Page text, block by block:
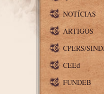
NOTÍCIAS
ARTIGOS
CPERS/
CEEd
FUNDEB